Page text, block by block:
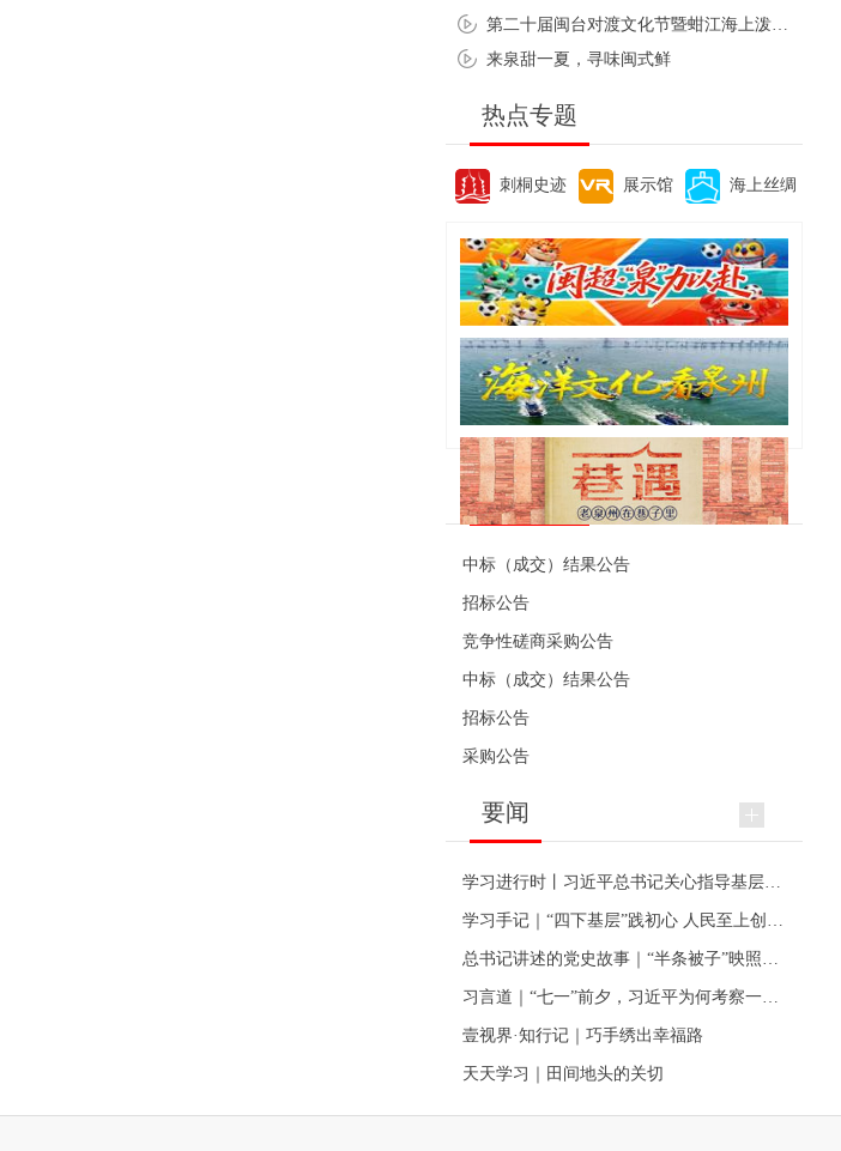
来泉甜一夏，寻味闽式鲜
热点专题
刺桐史迹 展示馆 海上丝绸
便民资讯
中标（成交）结果公告
招标公告
竞争性磋商采购公告
中标（成交）结果公告
招标公告
采购公告
要闻
壹视界·知行记｜巧手绣出幸福路
天天学习｜田间地头的关切